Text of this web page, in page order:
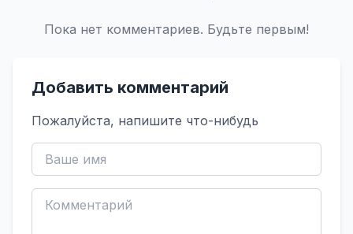
Пока нет комментариев. Будьте первым!
Добавить комментарий
Пожалуйста, напишите что-нибудь